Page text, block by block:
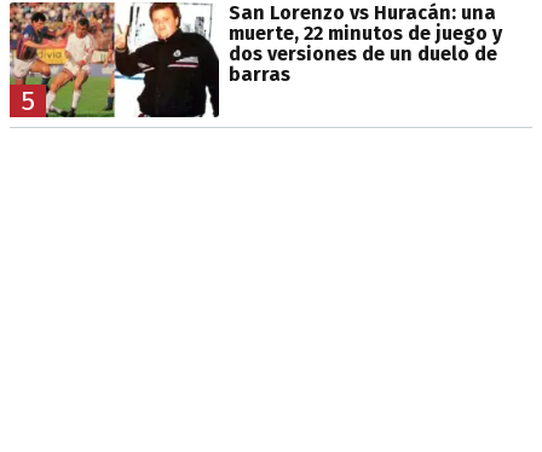
5
San Lorenzo vs Huracán: una
muerte, 22 minutos de juego y
dos versiones de un duelo de
barras